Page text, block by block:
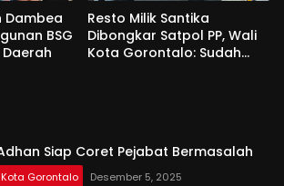
Dambea
BSG
Resto Milik Santika
Dibongkar Satpol PP, Wali
Kota Gorontalo: Sudah
Siap Coret Pejabat Bermasalah
Kota Gorontalo Desember 5, 2025